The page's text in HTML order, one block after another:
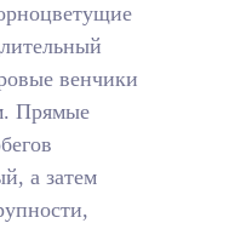
венчики
Прямые
а затем